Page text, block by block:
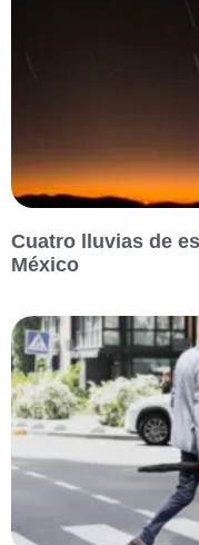
Cuatro lluvias de
México